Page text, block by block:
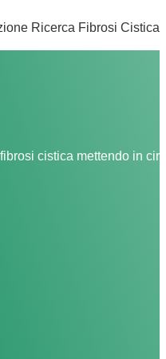
Ricerca Fibrosi Cistica
cistica mettendo in